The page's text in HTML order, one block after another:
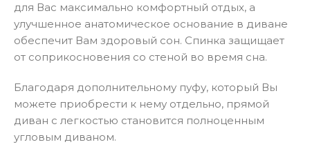
для Вас максимально комфортный отдых, а
улучшенное анатомическое основание в диване
обеспечит Вам здоровый сон. Спинка защищает
от соприкосновения со стеной во время сна.
Благодаря дополнительному пуфу, который Вы
можете приобрести к нему отдельно, прямой
диван с легкостью становится полноценным
угловым диваном.